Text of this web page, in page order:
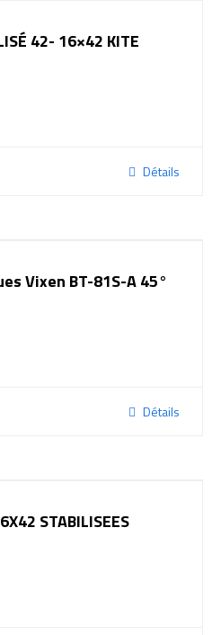
42- 16×42 KITE
Détails
Vixen BT-81S-A 45°
Détails
STABILISEES